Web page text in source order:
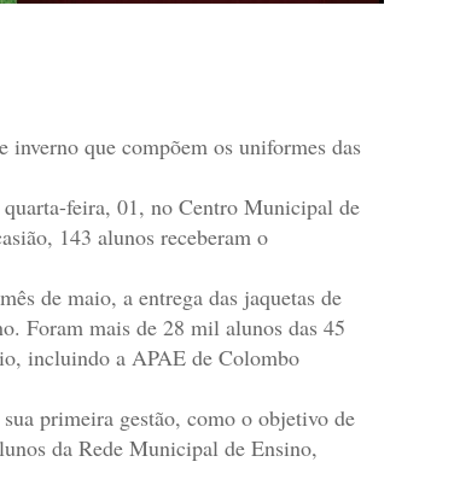
que compõem os uniformes das
feira, 01, no Centro Municipal de
143 alunos receberam o
de maio, a entrega das jaquetas de
Foram mais de 28 mil alunos das 45
incluindo a APAE de Colombo
primeira gestão, como o objetivo de
da Rede Municipal de Ensino,